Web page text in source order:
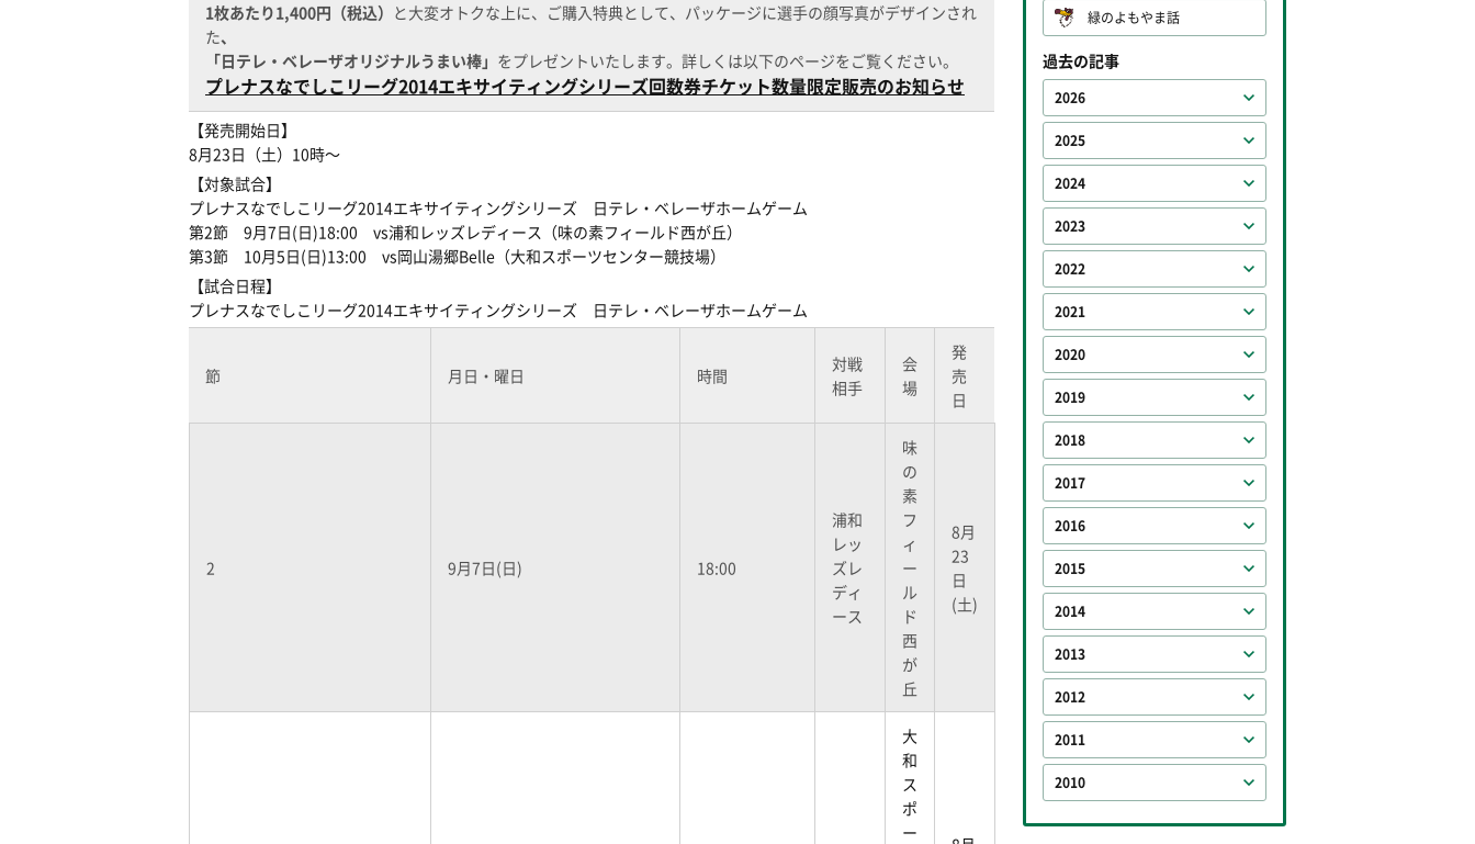
1枚あたり1,400円（税込） と大変オトクな上に、ご購入特典として、パッケージに選手の顔写真がデザインされ
た、
「日テレ・ベレーザオリジナルうまい棒」 をプレゼントいたします。詳しくは以下のページをご覧ください。
プレナスなでしこリーグ2014エキサイティングシリーズ回数券チケット数量限定販売のお知らせ
【発売開始日】
8月23日（土）10時〜
【対象試合】
プレナスなでしこリーグ2014エキサイティングシリーズ 日テレ・ベレーザホームゲーム
第2節 9月7日(日)18:00 vs浦和レッズレディース（味の素フィールド西が丘）
第3節 10月5日(日)13:00 vs岡山湯郷Belle（大和スポーツセンター競技場）
【試合日程】
プレナスなでしこリーグ2014エキサイティングシリーズ 日テレ・ベレーザホームゲーム
節 月日・曜日 時間
対戦
相手
会
場
発
売
日
2 9月7日(日) 18:00
浦和
レッ
ズレ
ディ
ース
味
の
素
フ
ィ
ー
ル
ド
西
が
丘
8月
23
日
(土)
大
和
ス
ポ
ー
緑のよもやま話
過去の記事
2026
2025
2024
2023
2022
2021
2020
2019
2018
2017
2016
2015
2014
2013
2012
2011
2010